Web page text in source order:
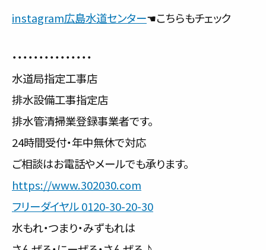
instagram広島水道センター☚こちらもチェック
・・・・・・・・・・・・・・・
水道局指定工事店
排水設備工事指定店
排水管清掃業登録事業者です。
24時間受付・年中無休で対応
ご相談はお電話やメールでも承ります。
https://www.302030.com
フリーダイヤル 0120-30-20-30
水もれ・つまり・みずもれは